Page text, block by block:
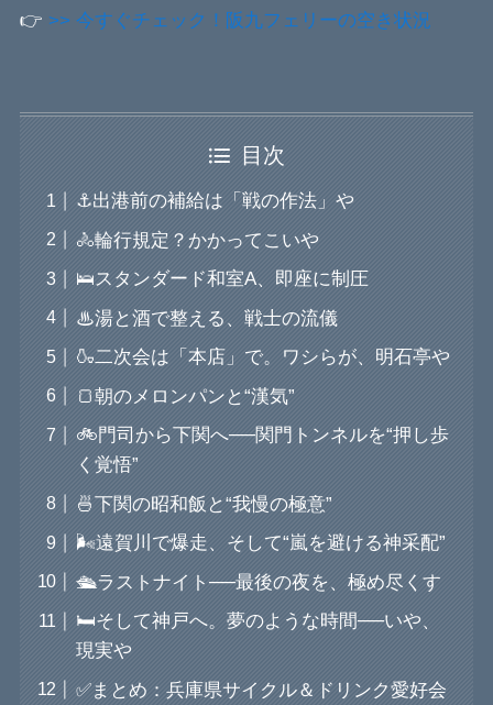
👉 >> 今すぐチェック！阪九フェリーの空き状況
目次
⚓出港前の補給は「戦の作法」や
🚴輪行規定？かかってこいや
🛌スタンダード和室A、即座に制圧
♨湯と酒で整える、戦士の流儀
🍶二次会は「本店」で。ワシらが、明石亭や
🍞朝のメロンパンと“漢気”
🚲門司から下関へ──関門トンネルを“押し歩
く覚悟”
🍜下関の昭和飯と“我慢の極意”
🌬️遠賀川で爆走、そして“嵐を避ける神采配”
🛳️ラストナイト──最後の夜を、極め尽くす
🛏️そして神戸へ。夢のような時間──いや、
現実や
✅まとめ：兵庫県サイクル＆ドリンク愛好会